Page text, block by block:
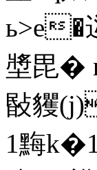
ь>e�
墏毘�
敯貜
1黣